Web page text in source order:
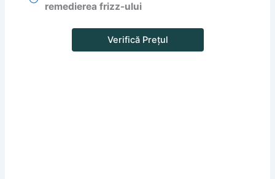
remedierea frizz-ului
Verifică Prețul